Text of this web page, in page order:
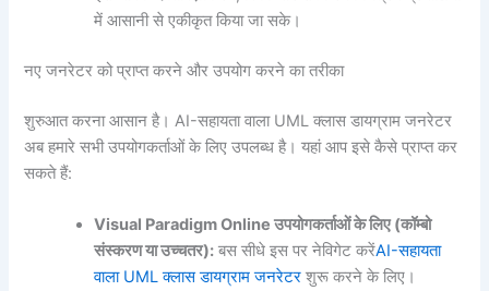
में आसानी से एकीकृत किया जा सके।
नए जनरेटर को प्राप्त करने और उपयोग करने का तरीका
शुरुआत करना आसान है। AI-सहायता वाला UML क्लास डायग्राम जनरेटर
अब हमारे सभी उपयोगकर्ताओं के लिए उपलब्ध है। यहां आप इसे कैसे प्राप्त कर
सकते हैं:
Visual Paradigm Online उपयोगकर्ताओं के लिए (कॉम्बो
संस्करण या उच्चतर): बस सीधे इस पर नेविगेट करेंAI-सहायता
वाला UML क्लास डायग्राम जनरेटर शुरू करने के लिए।